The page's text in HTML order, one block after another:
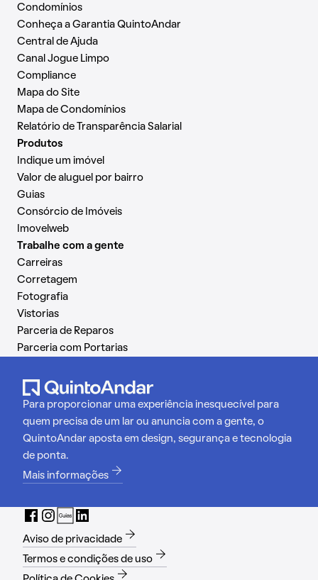
Condomínios
Conheça a Garantia QuintoAndar
Central de Ajuda
Canal Jogue Limpo
Compliance
Mapa do Site
Mapa de Condomínios
Relatório de Transparência Salarial
Produtos
Indique um imóvel
Valor de aluguel por bairro
Guias
Consórcio de Imóveis
Imovelweb
Trabalhe com a gente
Carreiras
Corretagem
Fotografia
Vistorias
Parceria de Reparos
Parceria com Portarias
Para proporcionar uma experiência inesquecível para
quem precisa de um lar ou anuncia com a gente, o
QuintoAndar aposta em design, segurança e tecnologia
de ponta.
Mais informações
Aviso de privacidade
Termos e condições de uso